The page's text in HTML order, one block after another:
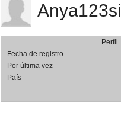
Anya123si
Perfil
Fecha de registro
Por última vez
País